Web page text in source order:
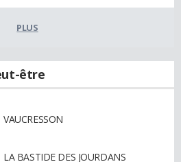
PLUS
être
BASTIDE DES JOURDANS